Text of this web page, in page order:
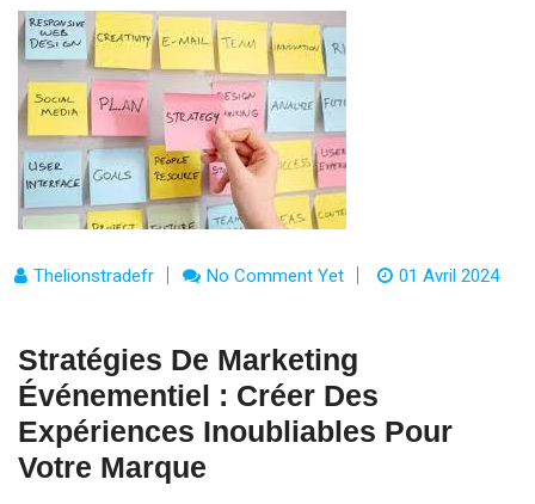
Thelionstradefr No Comment Yet 01 Avril 2024
Stratégies De Marketing
Événementiel : Créer Des
Expériences Inoubliables Pour
Votre Marque